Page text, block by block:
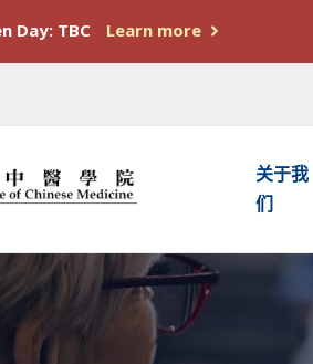
Day: TBC Learn more
关于我
们